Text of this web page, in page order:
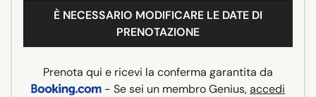
È NECESSARIO MODIFICARE LE DATE DI
PRENOTAZIONE
Prenota qui e ricevi la conferma garantita da
- Se sei un membro Genius,accedi